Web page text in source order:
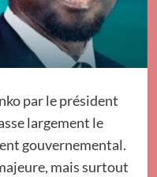
par le président
largement le
gouvernemental.
mais surtout